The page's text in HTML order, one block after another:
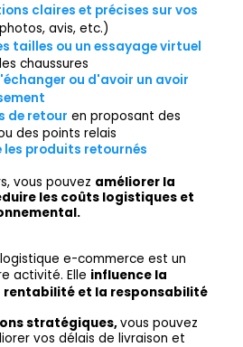
claires et précises sur vos
avis, etc.)
tailles ou un essayage virtuel
chaussures
ou d'avoir un avoir
de retour en proposant des
des points relais
les produits retournés
vous pouvez améliorer la
les coûts logistiques et
e-commerce est un
activité. Elle influence la
et la responsabilité
stratégiques,vous pouvez
vos délais de livraison et